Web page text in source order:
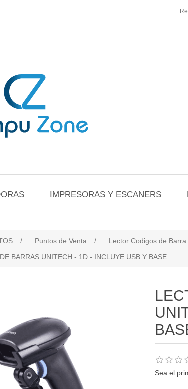
IMPRESORAS Y ESCANERS
/ Puntos de Venta / Lector Codigos de Barra
BARRAS UNITECH - 1D - INCLUYE USB Y BASE
Sea el